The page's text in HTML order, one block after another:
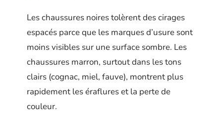
Les chaussures noires tolèrent des cirages
espacés parce que les marques d’usure sont
moins visibles sur une surface sombre. Les
chaussures marron, surtout dans les tons
clairs (cognac, miel, fauve), montrent plus
rapidement les éraflures et la perte de
couleur.